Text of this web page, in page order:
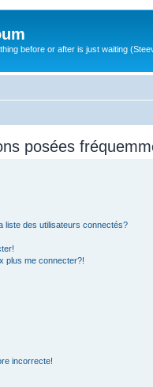
before or after is just waiting
posées
liste des utilisateurs connectés?
plus me connecter?!
incorrecte!